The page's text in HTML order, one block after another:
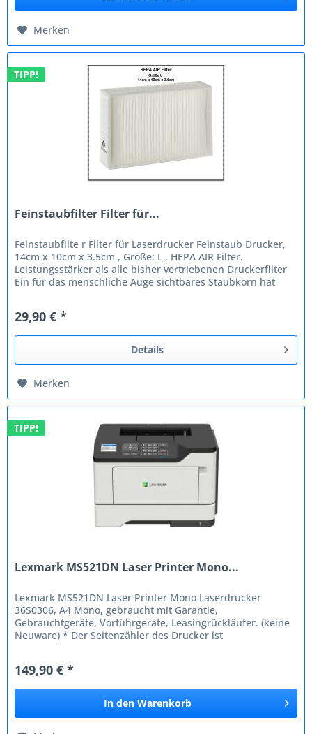
Merken
TIPP!
Feinstaubfilter Filter für...
Feinstaubfilte r Filter für Laserdrucker Feinstaub Drucker,
14cm x 10cm x 3.5cm , Größe: L , HEPA AIR Filter.
Leistungsstärker als alle bisher vertriebenen Druckerfilter
Ein für das menschliche Auge sichtbares Staubkorn hat
29,90 € *
Details
Merken
TIPP!
Lexmark MS521DN Laser Printer Mono...
Lexmark MS521DN Laser Printer Mono Laserdrucker
36S0306, A4 Mono, gebraucht mit Garantie,
Gebrauchtgeräte, Vorführgeräte, Leasingrückläufer. (keine
Neuware) * Der Seitenzähler des Drucker ist
149,90 € *
In den Warenkorb